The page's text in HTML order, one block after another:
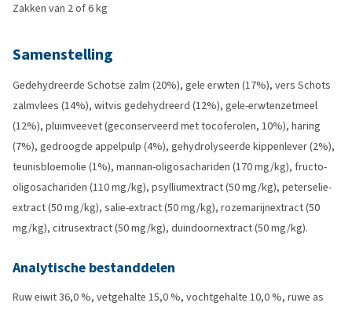
Zakken van 2 of 6 kg
Samenstelling
Gedehydreerde Schotse zalm (20%), gele erwten (17%), vers Schots
zalmvlees (14%), witvis gedehydreerd (12%), gele-erwtenzetmeel
(12%), pluimveevet (geconserveerd met tocoferolen, 10%), haring
(7%), gedroogde appelpulp (4%), gehydrolyseerde kippenlever (2%),
teunisbloemolie (1%), mannan-oligosachariden (170 mg/kg), fructo-
oligosachariden (110 mg/kg), psylliumextract (50 mg/kg), peterselie-
extract (50 mg/kg), salie-extract (50 mg/kg), rozemarijnextract (50
mg/kg), citrusextract (50 mg/kg), duindoornextract (50 mg/kg).
Analytische bestanddelen
Ruw eiwit 36,0 %, vetgehalte 15,0 %, vochtgehalte 10,0 %, ruwe as